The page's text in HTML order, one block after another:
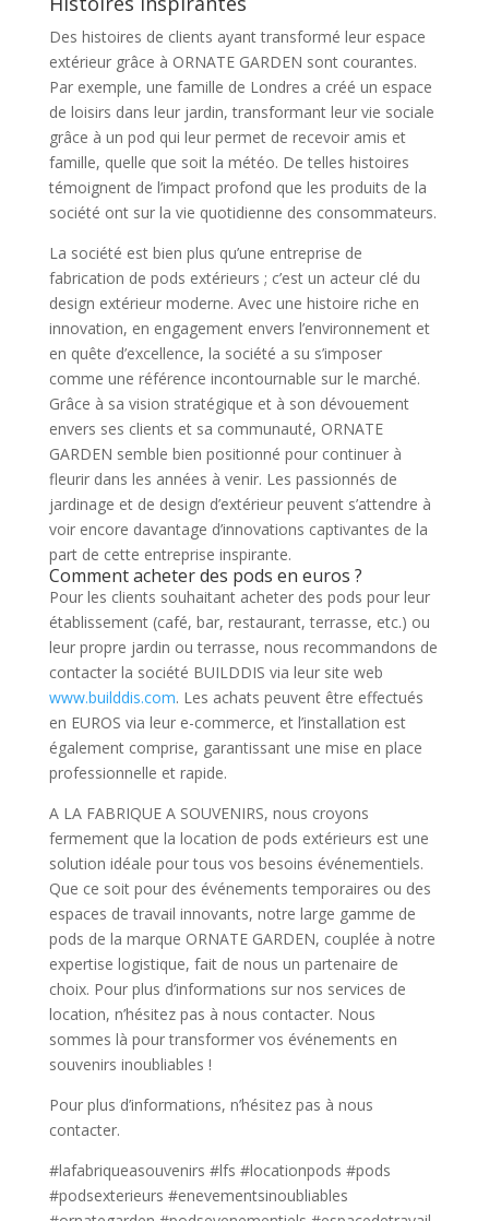
Des histoires de clients ayant transformé leur espace
extérieur grâce à ORNATE GARDEN sont courantes.
Par exemple, une famille de Londres a créé un espace
de loisirs dans leur jardin, transformant leur vie sociale
grâce à un pod qui leur permet de recevoir amis et
famille, quelle que soit la météo. De telles histoires
témoignent de l’impact profond que les produits de la
société ont sur la vie quotidienne des consommateurs.
La société est bien plus qu’une entreprise de
fabrication de pods extérieurs ; c’est un acteur clé du
design extérieur moderne. Avec une histoire riche en
innovation, en engagement envers l’environnement et
en quête d’excellence, la société a su s’imposer
comme une référence incontournable sur le marché.
Grâce à sa vision stratégique et à son dévouement
envers ses clients et sa communauté, ORNATE
GARDEN semble bien positionné pour continuer à
fleurir dans les années à venir. Les passionnés de
jardinage et de design d’extérieur peuvent s’attendre à
voir encore davantage d’innovations captivantes de la
part de cette entreprise inspirante.
Comment acheter des pods en euros ?
Pour les clients souhaitant acheter des pods pour leur
établissement (café, bar, restaurant, terrasse, etc.) ou
leur propre jardin ou terrasse, nous recommandons de
contacter la société BUILDDIS via leur site web
www.builddis.com. Les achats peuvent être effectués
en EUROS via leur e-commerce, et l’installation est
également comprise, garantissant une mise en place
professionnelle et rapide.
A LA FABRIQUE A SOUVENIRS, nous croyons
fermement que la location de pods extérieurs est une
solution idéale pour tous vos besoins événementiels.
Que ce soit pour des événements temporaires ou des
espaces de travail innovants, notre large gamme de
pods de la marque ORNATE GARDEN, couplée à notre
expertise logistique, fait de nous un partenaire de
choix. Pour plus d’informations sur nos services de
location, n’hésitez pas à nous contacter. Nous
sommes là pour transformer vos événements en
souvenirs inoubliables !
Pour plus d’informations, n’hésitez pas à nous
contacter.
#lafabriqueasouvenirs #lfs #locationpods #pods
#podsexterieurs #enevementsinoubliables